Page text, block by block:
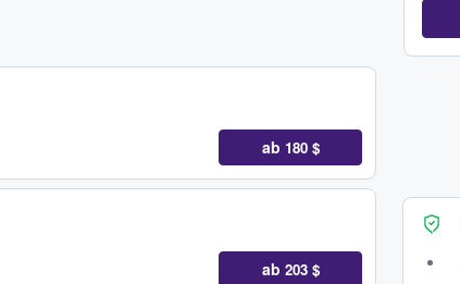
ab 180 $
ab 203 $